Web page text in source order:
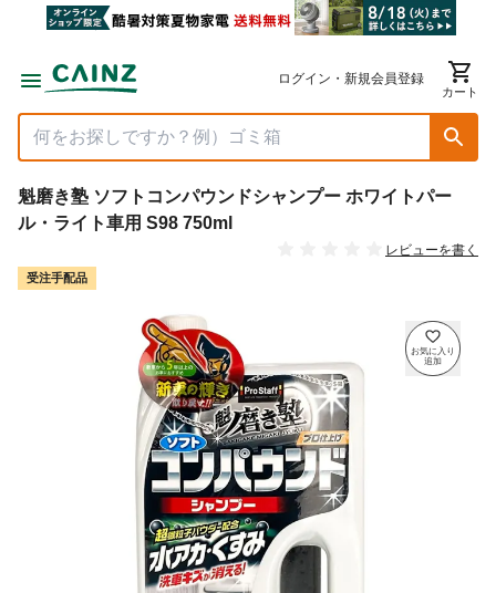
ログイン・新規会員登録
カート
魁磨き塾 ソフトコンパウンドシャンプー ホワイトパー
ル・ライト車用 S98 750ml
レビューを書く
受注手配品